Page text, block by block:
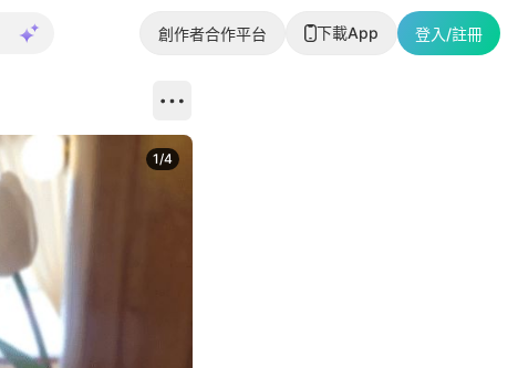
創作者合作平台 下載App 登入/註冊
1/4